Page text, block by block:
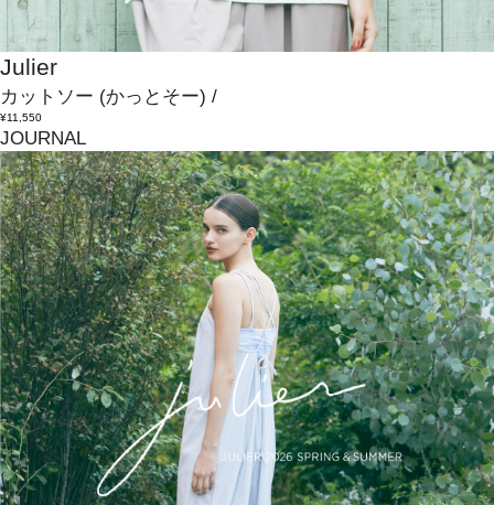
Julier
カットソー (かっとそー) /
¥11,550
JOURNAL